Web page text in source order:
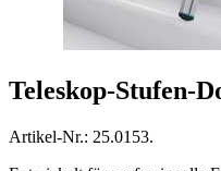
Teleskop-Stufen-
Artikel-Nr.: 25.0153.